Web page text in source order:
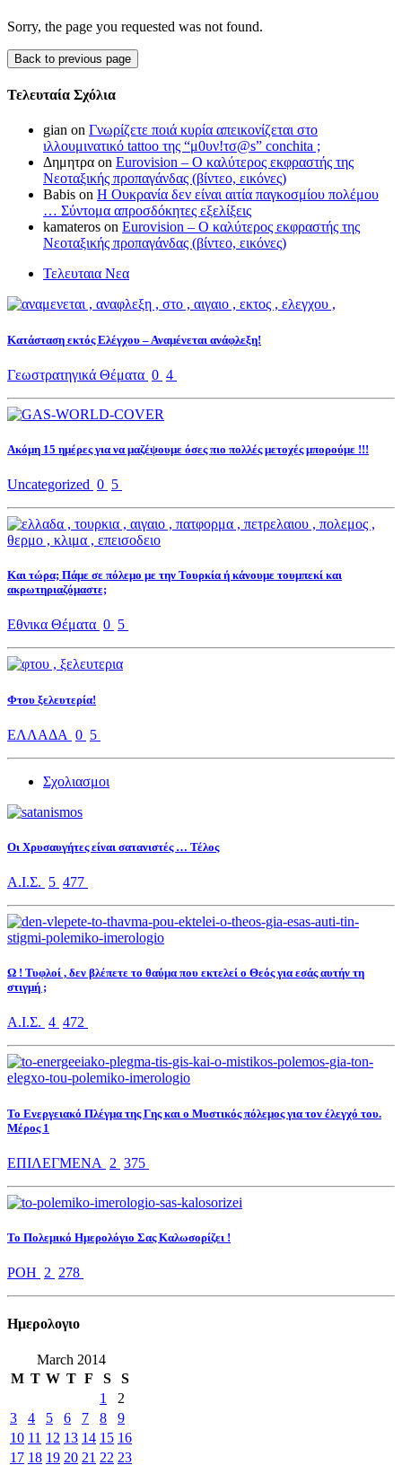
Sorry, the page you requested was not found.
Back to previous page
Τελευταία Σχόλια
gian on Γνωρίζετε ποιά κυρία απεικονίζεται στο
ιλλουμινατικό tattoo της “μ0υν!τσ@s” conchita ;
Δημητρα on Eurovision – Ο καλύτερος εκφραστής της
Νεοταξικής προπαγάνδας (βίντεο, εικόνες)
Babis on Η Ουκρανία δεν είναι αιτία παγκοσμίου πολέμου
… Σύντομα απροσδόκητες εξελίξεις
kamateros on Eurovision – Ο καλύτερος εκφραστής της
Νεοταξικής προπαγάνδας (βίντεο, εικόνες)
Τελευταια Νεα
Κατάσταση εκτός Ελέγχου – Αναμένεται ανάφλεξη!
Γεωστρατηγικά Θέματα 0 4
Ακόμη 15 ημέρες για να μαζέψουμε όσες πιο πολλές μετοχές μπορούμε !!!
Uncategorized 0 5
Και τώρα; Πάμε σε πόλεμο με την Τουρκία ή κάνουμε τουμπεκί και
ακρωτηριαζόμαστε;
Εθνικα Θέματα 0 5
Φτου ξελευτερία!
ΕΛΛΑΔΑ 0 5
Σχολιασμοι
Οι Χρυσαυγήτες είναι σατανιστές … Τέλος
Α.Ι.Σ. 5 477
Ω ! Τυφλοί , δεν βλέπετε το θαύμα που εκτελεί ο Θεός για εσάς αυτήν τη
στιγμή ;
Α.Ι.Σ. 4 472
Το Ενεργειακό Πλέγμα της Γης και ο Μυστικός πόλεμος για τον έλεγχό του.
Μέρος 1
ΕΠΙΛΕΓΜΕΝΑ 2 375
Το Πολεμικό Ημερολόγιο Σας Καλωσορίζει !
ΡΟΗ 2 278
Ημερολoγιο
March 2014
M T W T F S
S
1
2
3
4 5 6 7 8
9
10 11 12 13 14 15 16
17 18 19 20 21 22 23